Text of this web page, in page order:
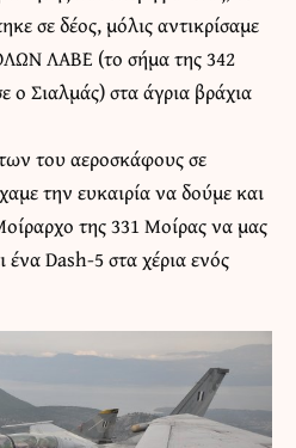
σε δέος, μόλις αντικρίσαμε
ΛΑΒΕ (το σήμα της 342
Σιαλμάς) στα άγρια βράχια
του αεροσκάφους σε
την ευκαιρία να δούμε και
της 331 Μοίρας να μας
ένα Dash-5 στα χέρια ενός